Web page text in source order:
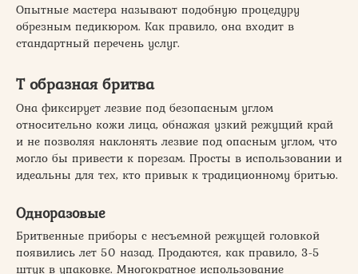
Опытные мастера называют подобную процедуру
обрезным педикюром. Как правило, она входит в
стандартный перечень услуг.
Т образная бритва
Она фиксирует лезвие под безопасным углом
относительно кожи лица, обнажая узкий режущий край
и не позволяя наклонять лезвие под опасным углом, что
могло бы привести к порезам. Просты в использовании и
идеальны для тех, кто привык к традиционному бритью.
Одноразовые
Бритвенные приборы с несъемной режущей головкой
появились лет 50 назад. Продаются, как правило, 3-5
штук в упаковке. Многократное использование